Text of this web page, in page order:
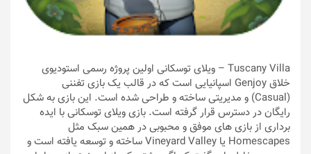
Tuscany Villa – ویلای توسکانی اولین پروژه رسمی استودیوی
خلاق Genjoy اسپانیایی است که در قالب یک بازی تفننی
(Casual) و مدیریتی ساخته و طراحی شده است. این بازی به شکل
رایگان در دسترس قرار گرفته است. بازی ویلای توسکانی با ایده
برداری از بازی های موفق و محبوبی در همین سبک مثل
Homescapes یا Vineyard Valley ساخته و توسعه یافته است و